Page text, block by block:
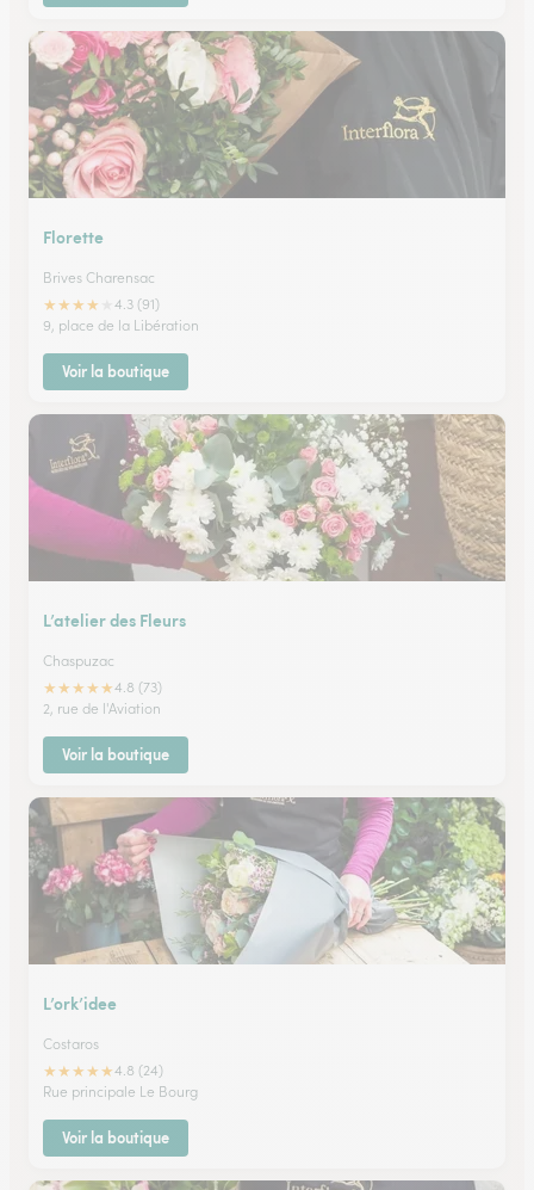
Florette
Brives Charensac
★★★★
4.3 (91)
9, place de la Libération
Voir la boutique
L’atelier des Fleurs
Chaspuzac
★★★★★4.8 (73)
2, rue de l'Aviation
Voir la boutique
L’ork’idee
Costaros
★★★★★4.8 (24)
Rue principale Le Bourg
Voir la boutique